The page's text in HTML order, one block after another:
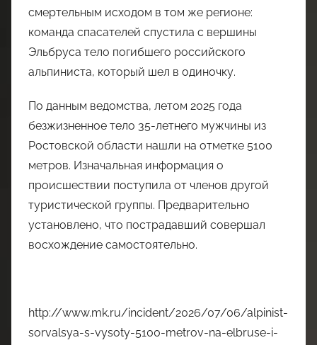
смертельным исходом в том же регионе:
команда спасателей спустила с вершины
Эльбруса тело погибшего российского
альпиниста, который шел в одиночку.
По данным ведомства, летом 2025 года
безжизненное тело 35-летнего мужчины из
Ростовской области нашли на отметке 5100
метров. Изначальная информация о
происшествии поступила от членов другой
туристической группы. Предварительно
установлено, что пострадавший совершал
восхождение самостоятельно.
http://www.mk.ru/incident/2026/07/06/alpinist-
sorvalsya-s-vysoty-5100-metrov-na-elbruse-i-